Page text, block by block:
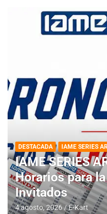
DESTACADA IAME SERIES
IAME SERIES
Horarios para
Invitados
4 agosto, 2026 E-Kart